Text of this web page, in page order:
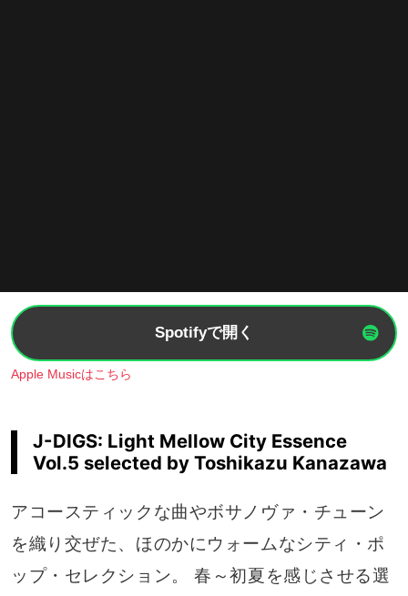
Spotifyで開く
Apple Musicはこちら
J-DIGS: Light Mellow City Essence
Vol.5 selected by Toshikazu Kanazawa
アコースティックな曲やボサノヴァ・チューン
を織り交ぜた、ほのかにウォームなシティ・ポ
ップ・セレクション。 春～初夏を感じさせる選